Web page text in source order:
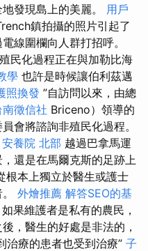
發現島上的美麗。 用戶
鎮拍攝的照片引起了
線圍欄向人群打招呼。
民化過程正在與加勒比海
學 也許是時候讓伯利茲邁
照換發 ”自訪問以來，由總
南徵信社 Briceno）領導的
會將諮詢非殖民化過程。
安養院 北部 越過巴拿馬運
還是在馬爾克斯的足跡上
根本上獨立於醫生或護士
外燴推薦 解答SEO的基
果維護者是私有的農民，
，醫生的好處是非法的，
治療的患者也受到治療” 子